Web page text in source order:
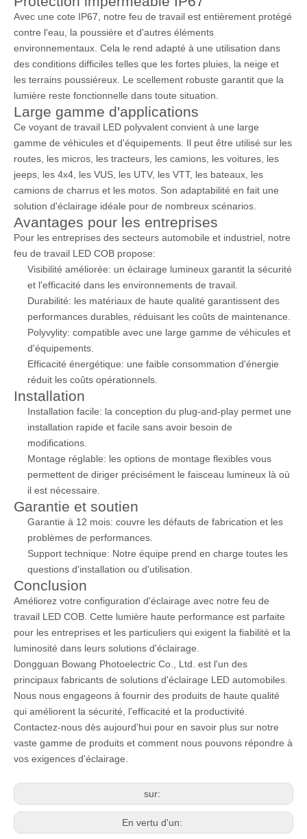
Avec une cote IP67, notre feu de travail est entièrement protégé
contre l'eau, la poussière et d'autres éléments
environnementaux. Cela le rend adapté à une utilisation dans
des conditions difficiles telles que les fortes pluies, la neige et
les terrains poussiéreux. Le scellement robuste garantit que la
lumière reste fonctionnelle dans toute situation.
Large gamme d'applications
Ce voyant de travail LED polyvalent convient à une large
gamme de véhicules et d'équipements. Il peut être utilisé sur les
routes, les micros, les tracteurs, les camions, les voitures, les
jeeps, les 4x4, les VUS, les UTV, les VTT, les bateaux, les
camions de charrus et les motos. Son adaptabilité en fait une
solution d'éclairage idéale pour de nombreux scénarios.
Avantages pour les entreprises
Pour les entreprises des secteurs automobile et industriel, notre
feu de travail LED COB propose:
Visibilité améliorée: un éclairage lumineux garantit la sécurité
et l'efficacité dans les environnements de travail.
Durabilité: les matériaux de haute qualité garantissent des
performances durables, réduisant les coûts de maintenance.
Polyvylity: compatible avec une large gamme de véhicules et
d'équipements.
Efficacité énergétique: une faible consommation d'énergie
réduit les coûts opérationnels.
Installation
Installation facile: la conception du plug-and-play permet une
installation rapide et facile sans avoir besoin de
modifications.
Montage réglable: les options de montage flexibles vous
permettent de diriger précisément le faisceau lumineux là où
il est nécessaire.
Garantie et soutien
Garantie à 12 mois: couvre les défauts de fabrication et les
problèmes de performances.
Support technique: Notre équipe prend en charge toutes les
questions d'installation ou d'utilisation.
Conclusion
Améliorez votre configuration d'éclairage avec notre feu de
travail LED COB. Cette lumière haute performance est parfaite
pour les entreprises et les particuliers qui exigent la fiabilité et la
luminosité dans leurs solutions d'éclairage.
Dongguan Bowang Photoelectric Co., Ltd. est l'un des
principaux fabricants de solutions d'éclairage LED automobiles.
Nous nous engageons à fournir des produits de haute qualité
qui améliorent la sécurité, l'efficacité et la productivité.
Contactez-nous dès aujourd'hui pour en savoir plus sur notre
vaste gamme de produits et comment nous pouvons répondre à
vos exigences d'éclairage.
sur:
En vertu d'un: